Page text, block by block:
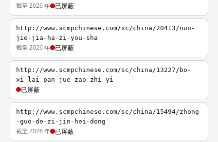
截至 2026 年 已屏蔽
http://www.scmpchinese.com/sc/china/20413/nuo-
jie-jia-ha-zi-you-sha
截至 2026 年 已屏蔽
http://www.scmpchinese.com/sc/china/13227/bo-
xi-lai-pan-jue-zao-zhi-yi
已屏蔽
http://www.scmpchinese.com/sc/china/15494/zhong
-guo-de-zi-jin-hei-dong
截至 2026 年 已屏蔽